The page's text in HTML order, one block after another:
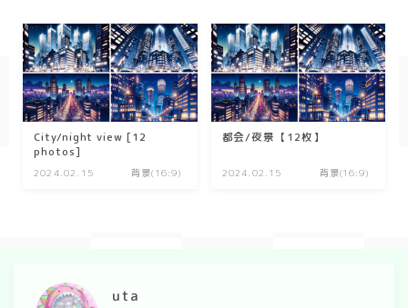
幾何学
ダーク/ホラー
行事
お正月
クリスマス
City/night view [12
photos]
2024.02.15 背景(16:9)
都会/夜景【12枚】
2024.02.15 背景(16:9)
uta